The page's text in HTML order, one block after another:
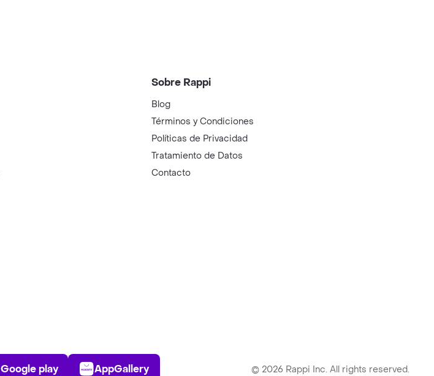
Sobre Rappi
Blog
Términos y Condiciones
Políticas de Privacidad
Tratamiento de Datos
Contacto
Play Store
Google play
AppGallery
AppGallery © 2026 Rappi Inc. All rights reserved.